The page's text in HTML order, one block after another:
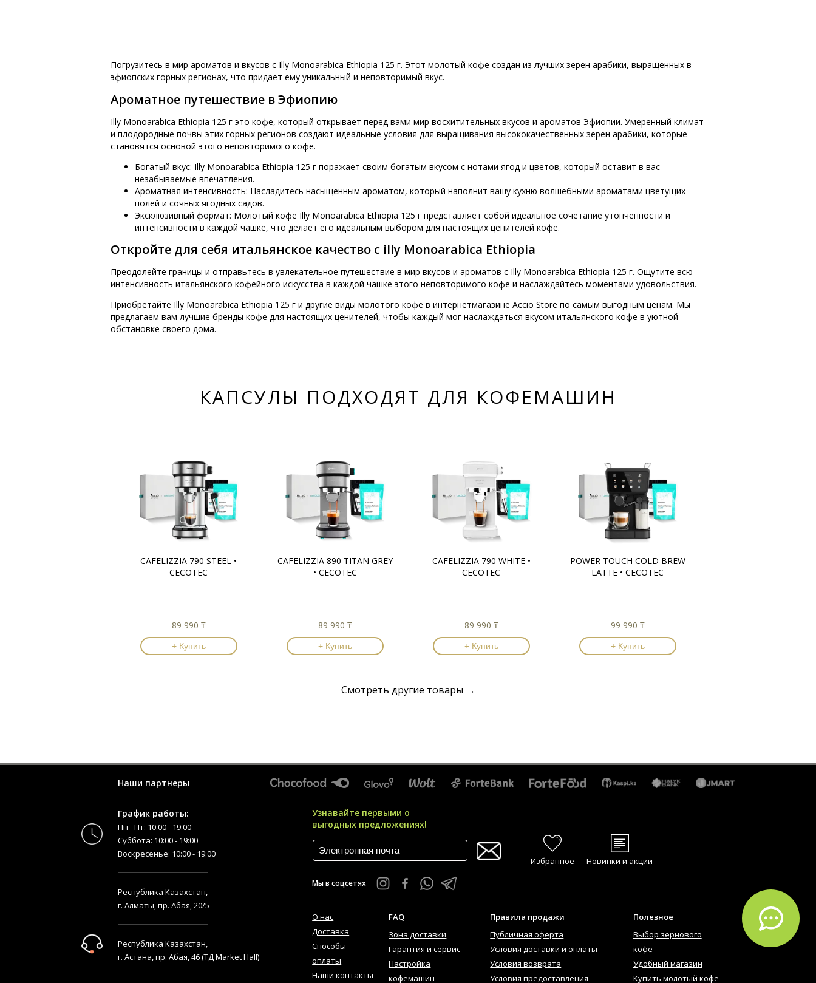
Погрузитесь в мир ароматов и вкусов с Illy Monoarabica Ethiopia 125 г. Этот молотый кофе создан из лучших зерен арабики, выращенных в
эфиопских горных регионах, что придает ему уникальный и неповторимый вкус.
Ароматное путешествие в Эфиопию
Illy Monoarabica Ethiopia 125 г это кофе, который открывает перед вами мир восхитительных вкусов и ароматов Эфиопии. Умеренный климат
и плодородные почвы этих горных регионов создают идеальные условия для выращивания высококачественных зерен арабики, которые
становятся основой этого неповторимого кофе.
Богатый вкус: Illy Monoarabica Ethiopia 125 г поражает своим богатым вкусом с нотами ягод и цветов, который оставит в вас
незабываемые впечатления.
Ароматная интенсивность: Насладитесь насыщенным ароматом, который наполнит вашу кухню волшебными ароматами цветущих
полей и сочных ягодных садов.
Эксклюзивный формат: Молотый кофе Illy Monoarabica Ethiopia 125 г представляет собой идеальное сочетание утонченности и
интенсивности в каждой чашке, что делает его идеальным выбором для настоящих ценителей кофе.
Откройте для себя итальянское качество с illy Monoarabica Ethiopia
Преодолейте границы и отправьтесь в увлекательное путешествие в мир вкусов и ароматов с Illy Monoarabica Ethiopia 125 г. Ощутите всю
интенсивность итальянского кофейного искусства в каждой чашке этого неповторимого кофе и наслаждайтесь моментами удовольствия.
Приобретайте Illy Monoarabica Ethiopia 125 г и другие виды молотого кофе в интернетмагазине Accio Store по самым выгодным ценам. Мы
предлагаем вам лучшие бренды кофе для настоящих ценителей, чтобы каждый мог наслаждаться вкусом итальянского кофе в уютной
обстановке своего дома.
КАПСУЛЫ ПОДХОДЯТ ДЛЯ КОФЕМАШИН
CAFELIZZIA 790 STEEL •
CECOTEC
89 990 ₸
+ Купить
CAFELIZZIA 890 TITAN GREY
• CECOTEC
89 990 ₸
+ Купить
CAFELIZZIA 790 WHITE •
CECOTEC
89 990 ₸
+ Купить
POWER TOUCH COLD BREW
LATTE • CECOTEC
99 990 ₸
+ Купить
Смотреть другие товары →
Наши партнеры
График работы:
Пн - Пт: 10:00 - 19:00
Суббота: 10:00 - 19:00
Воскресенье: 10:00 - 19:00
Республика Казахстан,
г. Алматы, пр. Абая, 20/5
Республика Казахстан,
г. Астана, пр. Абая, 46 (ТД Market Hall)
Узнавайте первыми о
выгодных предложениях!
Мы в соцсетях
Избранное Новинки и акции
О нас
Доставка
Способы
оплаты
Наши контакты
FAQ
Зона доставки
Гарантия и сервис
Настройка
кофемашин
Правила продажи
Публичная оферта
Условия доставки и оплаты
Условия возврата
Условия предоставления
Полезное
Выбор зернового
кофе
Удобный магазин
Купить молотый кофе